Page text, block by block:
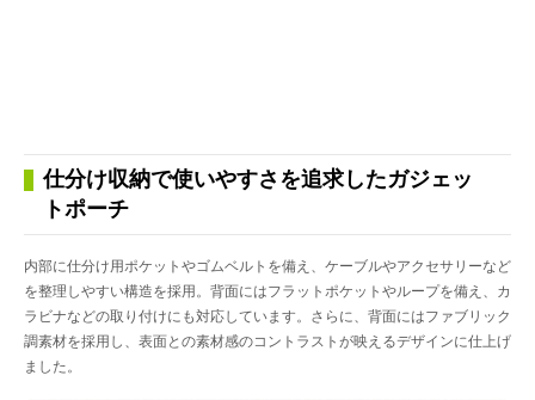
仕分け収納で使いやすさを追求したガジェッ
トポーチ
内部に仕分け用ポケットやゴムベルトを備え、ケーブルやアクセサリーなど
を整理しやすい構造を採用。背面にはフラットポケットやループを備え、カ
ラビナなどの取り付けにも対応しています。さらに、背面にはファブリック
調素材を採用し、表面との素材感のコントラストが映えるデザインに仕上げ
ました。